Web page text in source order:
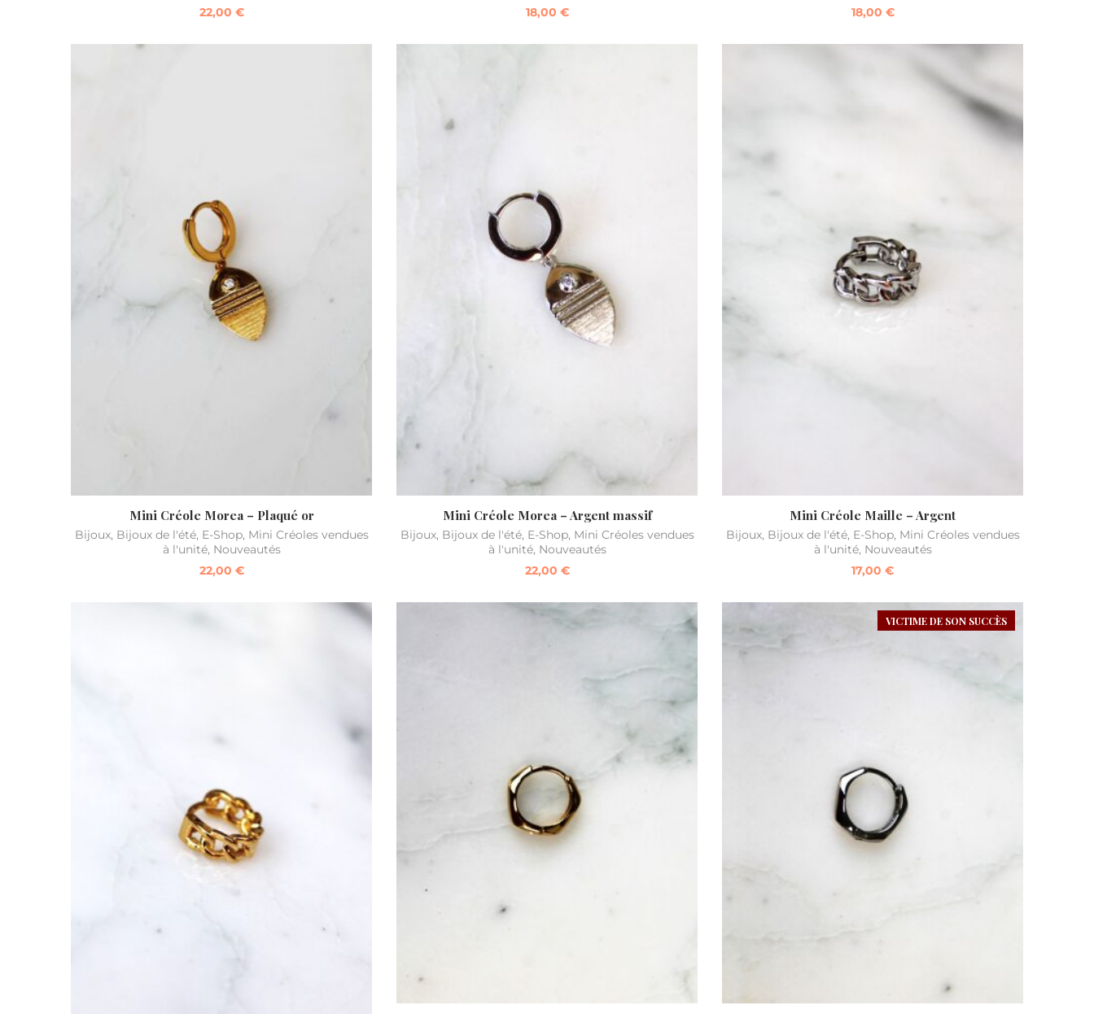
22,00 €
18,00 €
18,00 €
Mini Créole Morea – Plaqué or
Bijoux, Bijoux de l'été, E-Shop, Mini Créoles vendues
à l'unité, Nouveautés
22,00 €
Mini Créole Morea – Argent massif
Bijoux, Bijoux de l'été, E-Shop, Mini Créoles vendues
à l'unité, Nouveautés
22,00 €
Mini Créole Maille – Argent
Bijoux, Bijoux de l'été, E-Shop, Mini Créoles vendues
à l'unité, Nouveautés
17,00 €
VICTIME DE SON SUCCÈS